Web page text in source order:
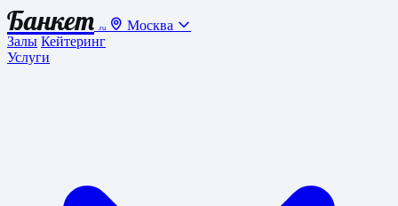
Банкет .ru
Москва
Залы Кейтеринг
Услуги